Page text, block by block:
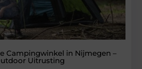
Campingwinkel in Nijmegen –
Uitrusting